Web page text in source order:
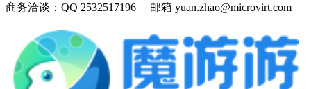
商务洽谈： QQ 2532517196 邮箱 yuan.zhao@microvirt.com